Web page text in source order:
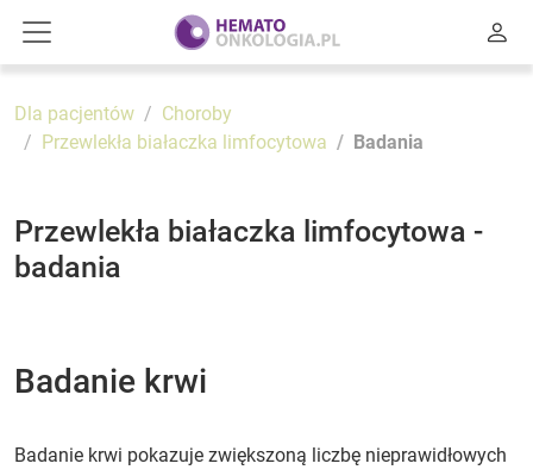
Dla pacjentów
Choroby
Przewlekła białaczka limfocytowa
Badania
Przewlekła białaczka limfocytowa -
badania
Badanie krwi
Badanie krwi pokazuje zwiększoną liczbę nieprawidłowych